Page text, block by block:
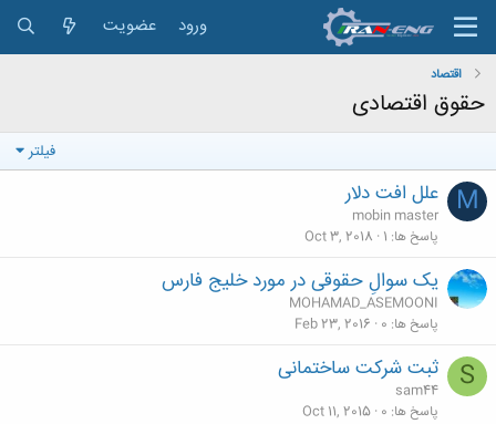
ورود عضویت
اقتصاد
حقوق اقتصادی
فیلتر
M علل افت دلار
mobin master
پاسخ ها 1
Oct 3, 2018
یک سوالِ حقوقی در مورد خلیج فارس
MOHAMAD_ASEMOONI
پاسخ ها 0
Feb 23, 2016
S ثبت شرکت ساختمانی
sam44
پاسخ ها 0
Oct 11, 2015